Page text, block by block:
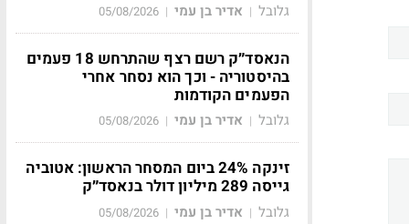
גלובל | אדיר בן עמי |
05/08/2026
הנאסד״ק רשם רצף שהתרחש 18 פעמים
בהיסטוריה - וכך הוא נסחר אחרי
הפעמים הקודמות
גלובל | אדיר בן עמי |
05/08/2026
זינקה 24% ביום המסחר הראשון: אטוביה
גייסה 289 מיליון דולר בנאסד״ק
גלובל | אדיר בן עמי |
05/08/2026